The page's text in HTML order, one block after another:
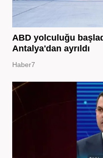
ABD yolculuğu
Antalya'dan ayrıldı
Haber7